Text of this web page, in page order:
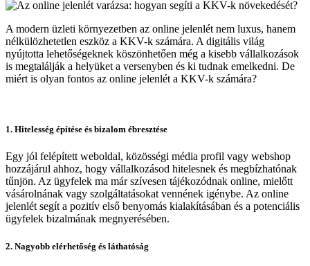
A modern üzleti környezetben az online jelenlét nem luxus, hanem
nélkülözhetetlen eszköz a KKV-k számára. A digitális világ
nyújtotta lehetőségeknek köszönhetően még a kisebb vállalkozások
is megtalálják a helyüket a versenyben és ki tudnak emelkedni. De
miért is olyan fontos az online jelenlét a KKV-k számára?
1. Hitelesség építése és bizalom ébresztése
Egy jól felépített weboldal, közösségi média profil vagy webshop
hozzájárul ahhoz, hogy vállalkozásod hitelesnek és megbízhatónak
tűnjön. Az ügyfelek ma már szívesen tájékozódnak online, mielőtt
vásárolnának vagy szolgáltatásokat vennének igénybe. Az online
jelenlét segít a pozitív első benyomás kialakításában és a potenciális
ügyfelek bizalmának megnyerésében.
2. Nagyobb elérhetőség és láthatóság